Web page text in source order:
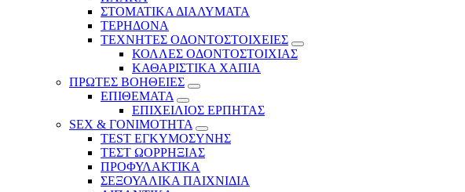
ΣΤΟΜΑΤΙΚΑ ΔΙΑΛΥΜΑΤΑ
ΤΕΡΗΔΟΝΑ
ΤΕΧΝΗΤΕΣ ΟΔΟΝΤΟΣΤΟΙΧΕΙΕΣ
ΚΟΛΛΕΣ ΟΔΟΝΤΟΣΤΟΙΧΙΑΣ
ΚΑΘΑΡΙΣΤΙΚΑ ΧΑΠΙΑ
ΠΡΩΤΕΣ ΒΟΗΘΕΙΕΣ
ΕΠΙΘΕΜΑΤΑ
ΕΠΙΧΕΙΛΙΟΣ ΕΡΠΗΤΑΣ
SEX & ΓΟΝΙΜΟΤΗΤΑ
TEST ΕΓΚΥΜΟΣΥΝΗΣ
ΤΕΣΤ ΩΟΡΡΗΞΙΑΣ
ΠΡΟΦΥΛΑΚΤΙΚΑ
ΣΕΞΟΥΑΛΙΚΑ ΠΑΙΧΝΙΔΙΑ